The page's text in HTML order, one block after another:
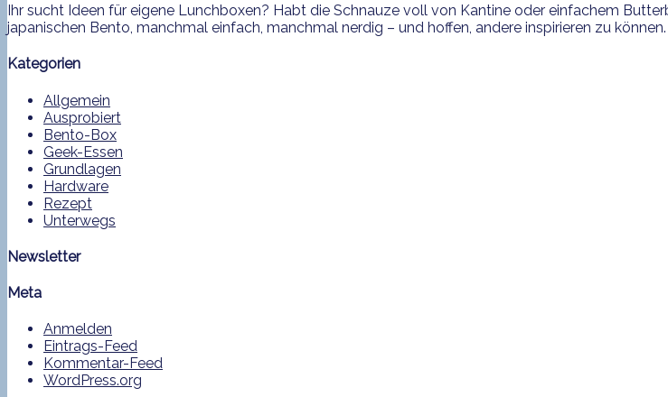
Ihr sucht Ideen für eigene Lunchboxen? Habt die Schnauze voll von Kantine oder einfachem
japanischen Bento, manchmal einfach, manchmal nerdig – und hoffen, andere inspirieren zu
Kategorien
Allgemein
Ausprobiert
Bento-Box
Geek-Essen
Grundlagen
Hardware
Rezept
Unterwegs
Newsletter
Meta
Anmelden
Eintrags-Feed
Kommentar-Feed
WordPress.org